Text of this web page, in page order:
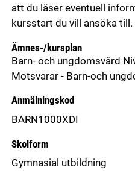
att du läser eventuell
kursstart du vill ansöka
Ämnes-/kursplan
Barn- och ungdomsvård
Motsvarar - Barn-och
Anmälningskod
BARN1000XDI
Skolform
Gymnasial utbildning